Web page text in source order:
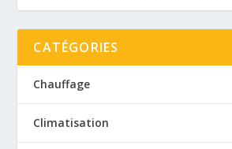
CATÉGORIES
Chauffage
Climatisation